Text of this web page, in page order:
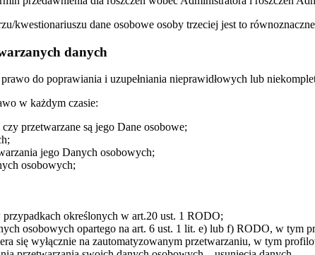
dane osobowe osoby trzeciej jest to
danych
do poprawiania i uzupełniania nieprawidłowych lub
w każdym czasie:
przetwarzane są jego Dane osobowe;
jego Danych osobowych;
osobowych;
określonych w art.20 ust. 1 RODO;
osobowych opartego na art. 6 ust. 1 lit. e) lub f) RODO, w tym
się wyłącznie na zautomatyzowanym przetwarzaniu, w tym